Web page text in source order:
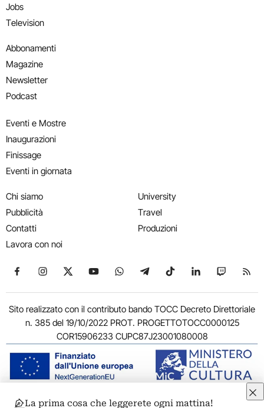
Jobs
Television
Abbonamenti
Magazine
Newsletter
Podcast
Eventi e Mostre
Inaugurazioni
Finissage
Eventi in giornata
Chi siamo
Pubblicità
Contatti
Lavora con noi
University
Travel
Produzioni
Seguici su Facebook
Seguici su Instagram
Seguici su X
Seguici su YouTube
Seguici su WhatsApp
Seguici su Telegram
Seguici su TikTok
Seguici su
Seguici
Sito realizzato con il contributo bando TOCC Decreto Direttoriale
n. 385 del 19/10/2022 PROT. PROGETTOTOCC0000125
COR15906233 CUPC87J23001080008
La prima cosa che leggerete ogni mattina!